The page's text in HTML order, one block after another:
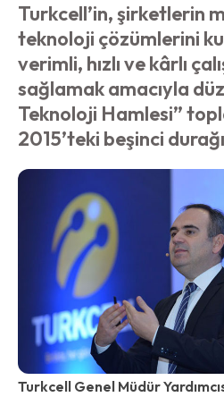
Turkcell’in, şirketlerin
teknoloji çözümlerini
verimli, hızlı ve kârlı
sağlamak amacıyla
Teknoloji Hamlesi”
2015’teki beşinci
Turkcell Genel Müdür